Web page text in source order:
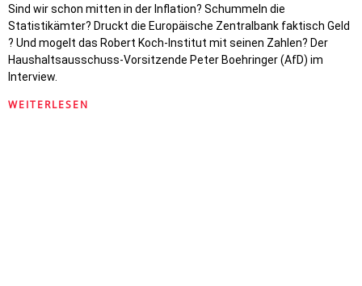
Sind wir schon mitten in der Inflation? Schummeln die
Statistikämter? Druckt die Europäische Zentralbank faktisch Geld
? Und mogelt das Robert Koch-Institut mit seinen Zahlen? Der
Haushaltsausschuss-Vorsitzende Peter Boehringer (AfD) im
Interview.
WEITERLESEN